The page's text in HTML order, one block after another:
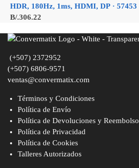
HDR, 180Hz, 1ms, HDMI, DP · 57453
B/.306.22
(+507) 2372952
(+507) 6806-9571
ventas@convermatix.com
Términos y Condiciones
Política de Envío
Política de Devoluciones y Reembolso
Política de Privacidad
Política de Cookies
Talleres Autorizados